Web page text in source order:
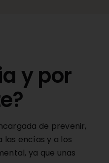
y por
de prevenir,
encías y a los
ya que unas